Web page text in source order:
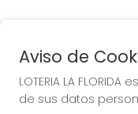
Aviso de
LOTERIA LA
de sus datos